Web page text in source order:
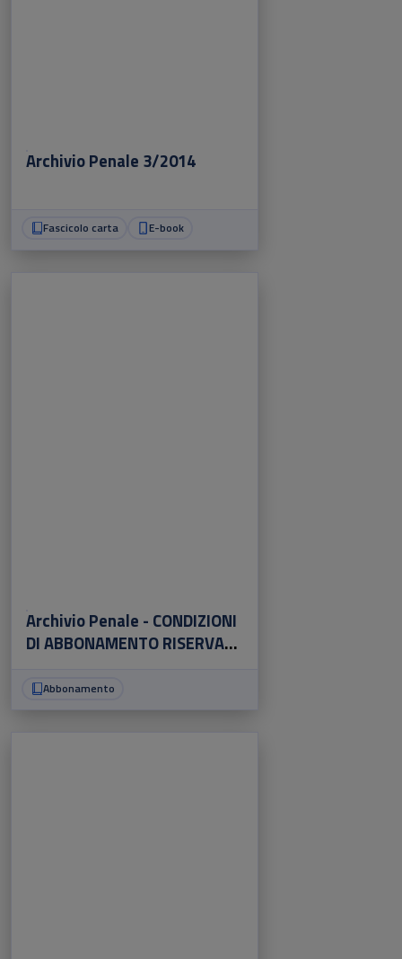
Archivio Penale 3/2014
Fascicolo carta E-book
Archivio Penale - CONDIZIONI
DI ABBONAMENTO RISERVATE
Abbonamento